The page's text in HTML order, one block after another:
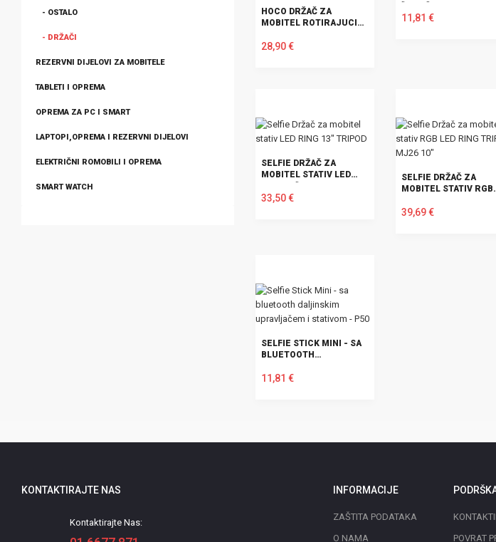
- OSTALO
- DRŽAČI
REZERVNI DIJELOVI ZA MOBITELE
TABLETI I OPREMA
OPREMA ZA PC I SMART
LAPTOPI,OPREMA I REZERVNI DIJELOVI
ELEKTRIČNI ROMOBILI I OPREMA
SMART WATCH
HOCO DRŽAČ ZA
MOBITEL ROTIRAJUCI
AUTOMATSKIM
28,90 €
11,81 €
SELFIE DRŽAČ ZA
MOBITEL STATIV LED
33,50 €
SELFIE DRŽAČ ZA
MOBITEL STATIV RGB
10"
39,69 €
SELFIE STICK MINI - SA
BLUETOOTH
UPRAVLJAČEM I
11,81 €
KONTAKTIRAJTE NAS
Kontaktirajte Nas:
INFORMACIJE
ZAŠTITA PODATAKA
O NAMA
POVRAT